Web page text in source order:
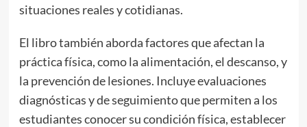
situaciones reales y cotidianas.
El libro también aborda factores que afectan la
práctica física, como la alimentación, el descanso, y
la prevención de lesiones. Incluye evaluaciones
diagnósticas y de seguimiento que permiten a los
estudiantes conocer su condición física, establecer